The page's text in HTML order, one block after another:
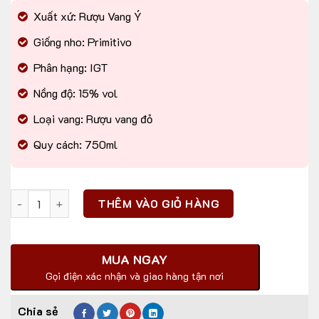
Xuất xứ: Rượu Vang Ý
Giống nho: Primitivo
Phân hạng: IGT
Nồng độ: 15% vol
Loại vang: Rượu vang đỏ
Quy cách: 750ml
Số lượng THÊM VÀO GIỎ HÀNG
MUA NGAY
Gọi điện xác nhận và giao hàng tận nơi